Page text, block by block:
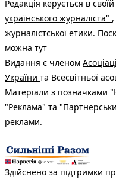
Редакція керується в своїй
українського журналіста"
журналістської етики.
можна тут
Видання є членом
України та Всесвітньої
Матеріали з позначками
"Реклама" та
реклами.
Здійснено за підтримки